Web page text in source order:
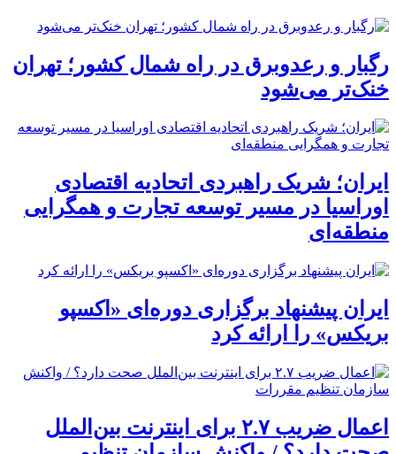
رگبار و رعدوبرق در راه شمال کشور؛ تهران
خنک‌تر می‌شود
ایران؛ شریک راهبردی اتحادیه اقتصادی
اوراسیا در مسیر توسعه تجارت و همگرایی
منطقه‌ای
ایران پیشنهاد برگزاری دوره‌ای «اکسپو
بریکس» را ارائه کرد
اعمال ضریب ۲.۷ برای اینترنت بین‌الملل